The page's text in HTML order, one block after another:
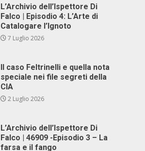
L’Archivio dell’Ispettore Di
Falco | Episodio 4: L’Arte di
Catalogare l’Ignoto
7 Luglio 2026
Il caso Feltrinelli e quella nota
speciale nei file segreti della
CIA
2 Luglio 2026
L’Archivio dell’Ispettore Di
Falco | 46909 -Episodio 3 – La
farsa e il fango